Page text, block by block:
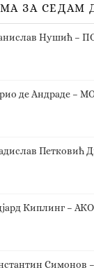
ЗА СЕДАМ
Нушић –
де Андраде –
Киплинг – АКО
Симонов